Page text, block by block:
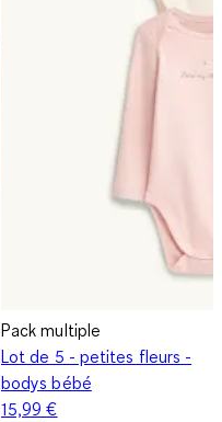
Pack multiple
Lot de 5 - petites fleurs -
bodys bébé
15,99 €